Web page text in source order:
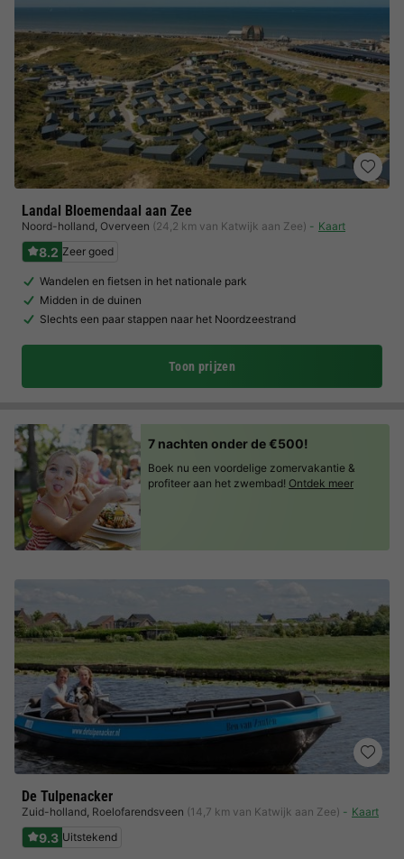
Landal Bloemendaal aan Zee
Noord-holland, Overveen (24,2 km van Katwijk aan Zee) Kaart
8.2 Zeer goed
Wandelen en fietsen in het nationale park
Midden in de duinen
Slechts een paar stappen naar het Noordzeestrand
Toon prijzen
De Tulpenacker
Zuid-holland, Roelofarendsveen (14,7 km van Katwijk aan Zee) Kaart
9.3 Uitstekend
7 nachten onder de €500!
Boek nu een voordelige zomervakantie &
profiteer aan het zwembad! Ontdek meer